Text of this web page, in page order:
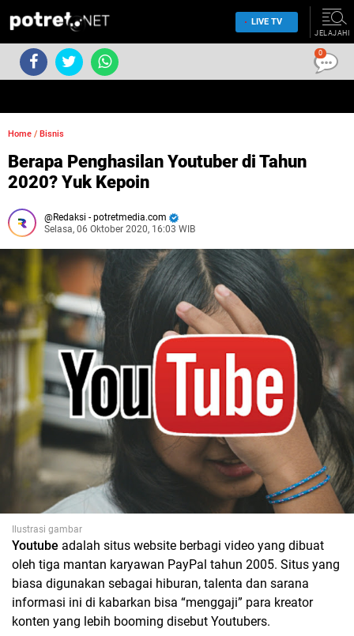
LIVE TV
JELAJAHI
Home / Bisnis
Berapa Penghasilan Youtuber di Tahun
2020? Yuk Kepoin
Redaksi - potretmedia.com
Selasa, 06 Oktober 2020, 16:03 WIB
Ilustrasi gambar
Youtube adalah situs website berbagi video yang dibuat
oleh tiga mantan karyawan PayPal tahun 2005. Situs yang
biasa digunakan sebagai hiburan, talenta dan sarana
informasi ini di kabarkan bisa “menggaji” para kreator
konten yang lebih booming disebut Youtubers.
0